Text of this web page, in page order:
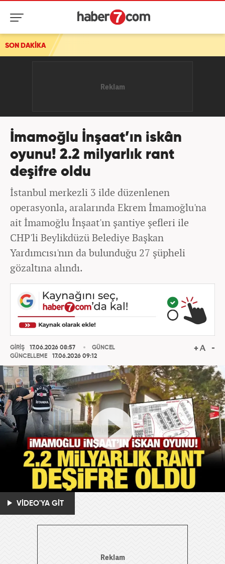
SON DAKİKAMenderes Belediye Başkanı İlkay Çiçek tutuklandı!
İmamoğlu İnşaat’ın iskân
oyunu! 2.2 milyarlık rant
deşifre oldu
İstanbul merkezli 3 ilde düzenlenen
operasyonla, aralarında Ekrem İmamoğlu'na
ait İmamoğlu İnşaat'ın şantiye şefleri ile
CHP'li Beylikdüzü Belediye Başkan
Yardımcısı'nın da bulunduğu 27 şüpheli
gözaltına alındı.
GİRİŞ
17.06.2026 08:57
GÜNCELLEME
17.06.2026 09:12
GÜNCEL
VİDEO'YA GİT